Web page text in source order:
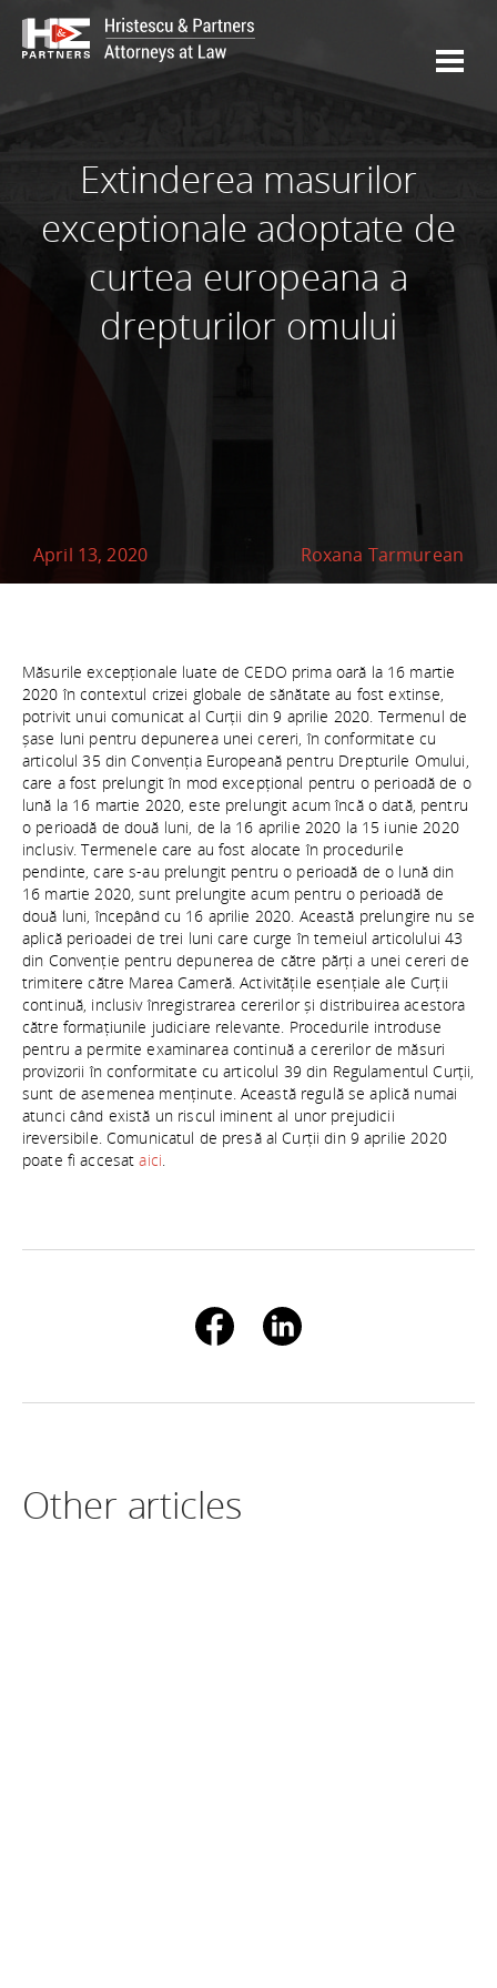
Extinderea masurilor
exceptionale adoptate de
curtea europeana a
drepturilor omului
April 13, 2020 Roxana Tarmurean
Măsurile excepționale luate de CEDO prima oară la 16 martie
2020 în contextul crizei globale de sănătate au fost extinse,
potrivit unui comunicat al Curții din 9 aprilie 2020. Termenul de
șase luni pentru depunerea unei cereri, în conformitate cu
articolul 35 din Convenția Europeană pentru Drepturile Omului,
care a fost prelungit în mod excepțional pentru o perioadă de o
lună la 16 martie 2020, este prelungit acum încă o dată, pentru
o perioadă de două luni, de la 16 aprilie 2020 la 15 iunie 2020
inclusiv. Termenele care au fost alocate în procedurile
pendinte, care s-au prelungit pentru o perioadă de o lună din
16 martie 2020, sunt prelungite acum pentru o perioadă de
două luni, începând cu 16 aprilie 2020. Această prelungire nu se
aplică perioadei de trei luni care curge în temeiul articolului 43
din Convenție pentru depunerea de către părți a unei cereri de
trimitere către Marea Cameră. Activitățile esențiale ale Curții
continuă, inclusiv înregistrarea cererilor și distribuirea acestora
către formațiunile judiciare relevante. Procedurile introduse
pentru a permite examinarea continuă a cererilor de măsuri
provizorii în conformitate cu articolul 39 din Regulamentul Curții,
sunt de asemenea menținute. Această regulă se aplică numai
atunci când există un riscul iminent al unor prejudicii
ireversibile. Comunicatul de presă al Curții din 9 aprilie 2020
poate fi accesataici.
Other articles